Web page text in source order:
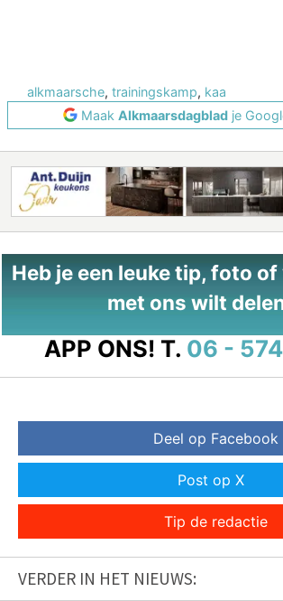
alkmaarsche, trainingskamp, kaa
Maak Alkmaarsdagbladje
Heb je een leuke tip, foto
met ons wilt
APP ONS! T. 06 -
Deel op Facebook
Post op X
Tip de redactie
VERDER IN HET NIEUWS: